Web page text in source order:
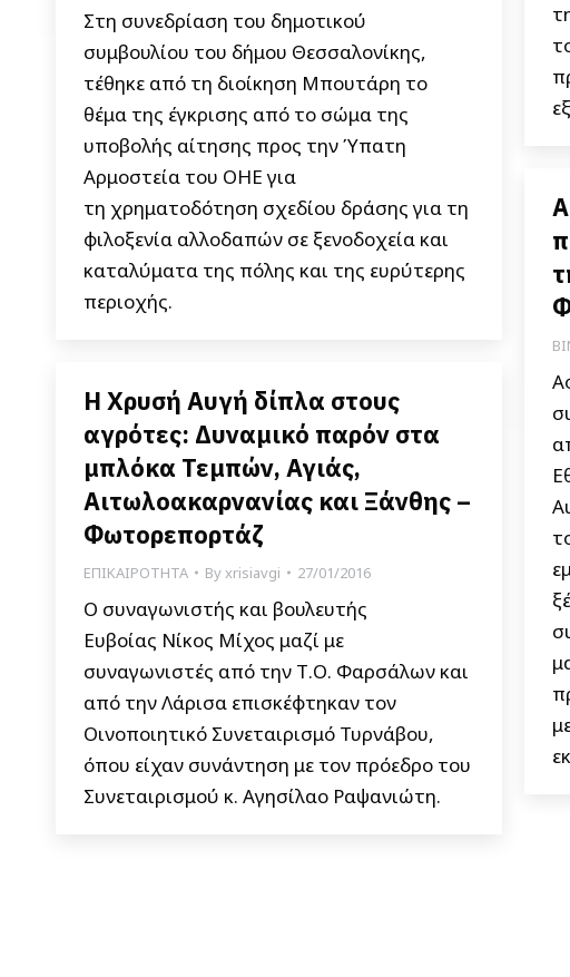
Στη συνεδρίαση του δημοτικού
συμβουλίου του δήμου Θεσσαλονίκης,
τέθηκε από τη διοίκηση Μπουτάρη το
θέμα της έγκρισης από το σώμα της
υποβολής αίτησης προς την Ύπατη
Αρμοστεία του ΟΗΕ για
τη χρηματοδότηση σχεδίου δράσης για τη
φιλοξενία αλλοδαπών σε ξενοδοχεία και
καταλύματα της πόλης και της ευρύτερης
περιοχής.
Η Χρυσή Αυγή δίπλα στους
αγρότες: Δυναμικό παρόν στα
μπλόκα Τεμπών, Αγιάς,
Αιτωλοακαρνανίας και Ξάνθης –
Φωτορεπορτάζ
ΕΠΙΚΑΙΡΟΤΗΤΑ Byxrisiavgi 27/01/2016
Ο συναγωνιστής και βουλευτής
Ευβοίας Νίκος Μίχος μαζί με
συναγωνιστές από την Τ.Ο. Φαρσάλων και
από την Λάρισα επισκέφτηκαν τον
Οινοποιητικό Συνεταιρισμό Τυρνάβου,
όπου είχαν συνάντηση με τον πρόεδρο του
Συνεταιρισμού κ. Αγησίλαο Ραψανιώτη.